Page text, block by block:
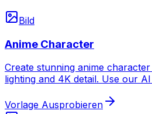
Bild
Anime Character
Create stunning anime
lighting and 4K detail. Use our
Vorlage Ausprobieren